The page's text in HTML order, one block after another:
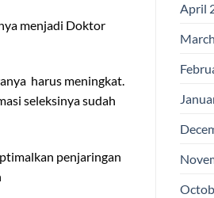
menjadi Doktor
harus meningkat.
seleksinya sudah
penjaringan
April